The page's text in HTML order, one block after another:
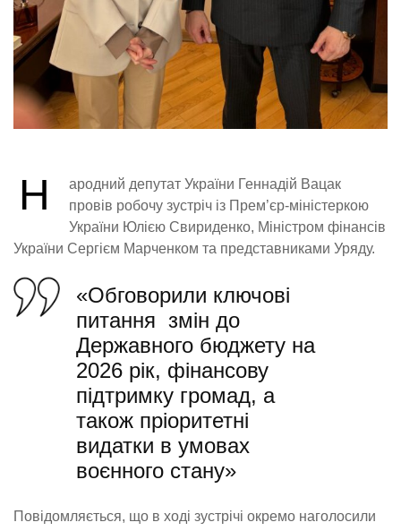
Н
ародний депутат України Геннадій Вацак
провів робочу зустріч із Прем’єр-міністеркою
України Юлією Свириденко, Міністром фінансів
України Сергієм Марченком та представниками Уряду.
«Обговорили ключові
питання змін до
Державного бюджету на
2026 рік, фінансову
підтримку громад, а
також пріоритетні
видатки в умовах
воєнного стану»
Повідомляється, що в ході зустрічі окремо наголосили